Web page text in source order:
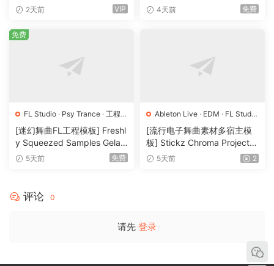
RSION] [WAV, MiDi]（3.1G
2天前 VIP
l.1 [WAV, MiDi, REX]（3.21G
4天前 免费
FL Studio · Psy Trance · 工程·
素材
采样
[迷幻舞曲FL工程模板] Freshl
y Squeezed Samples Gelar
di Template Essentials Vol.1
5天前 免费
免费
Ableton Live · EDM · FL Studio
· Logic Pro ·Pop · 工程· 素材
采样
[流行电子舞曲素材多宿主模
板] Stickz Chroma Project Fi
le Expansion（2.53GB）
5天前 2
评论 0
请先 登录